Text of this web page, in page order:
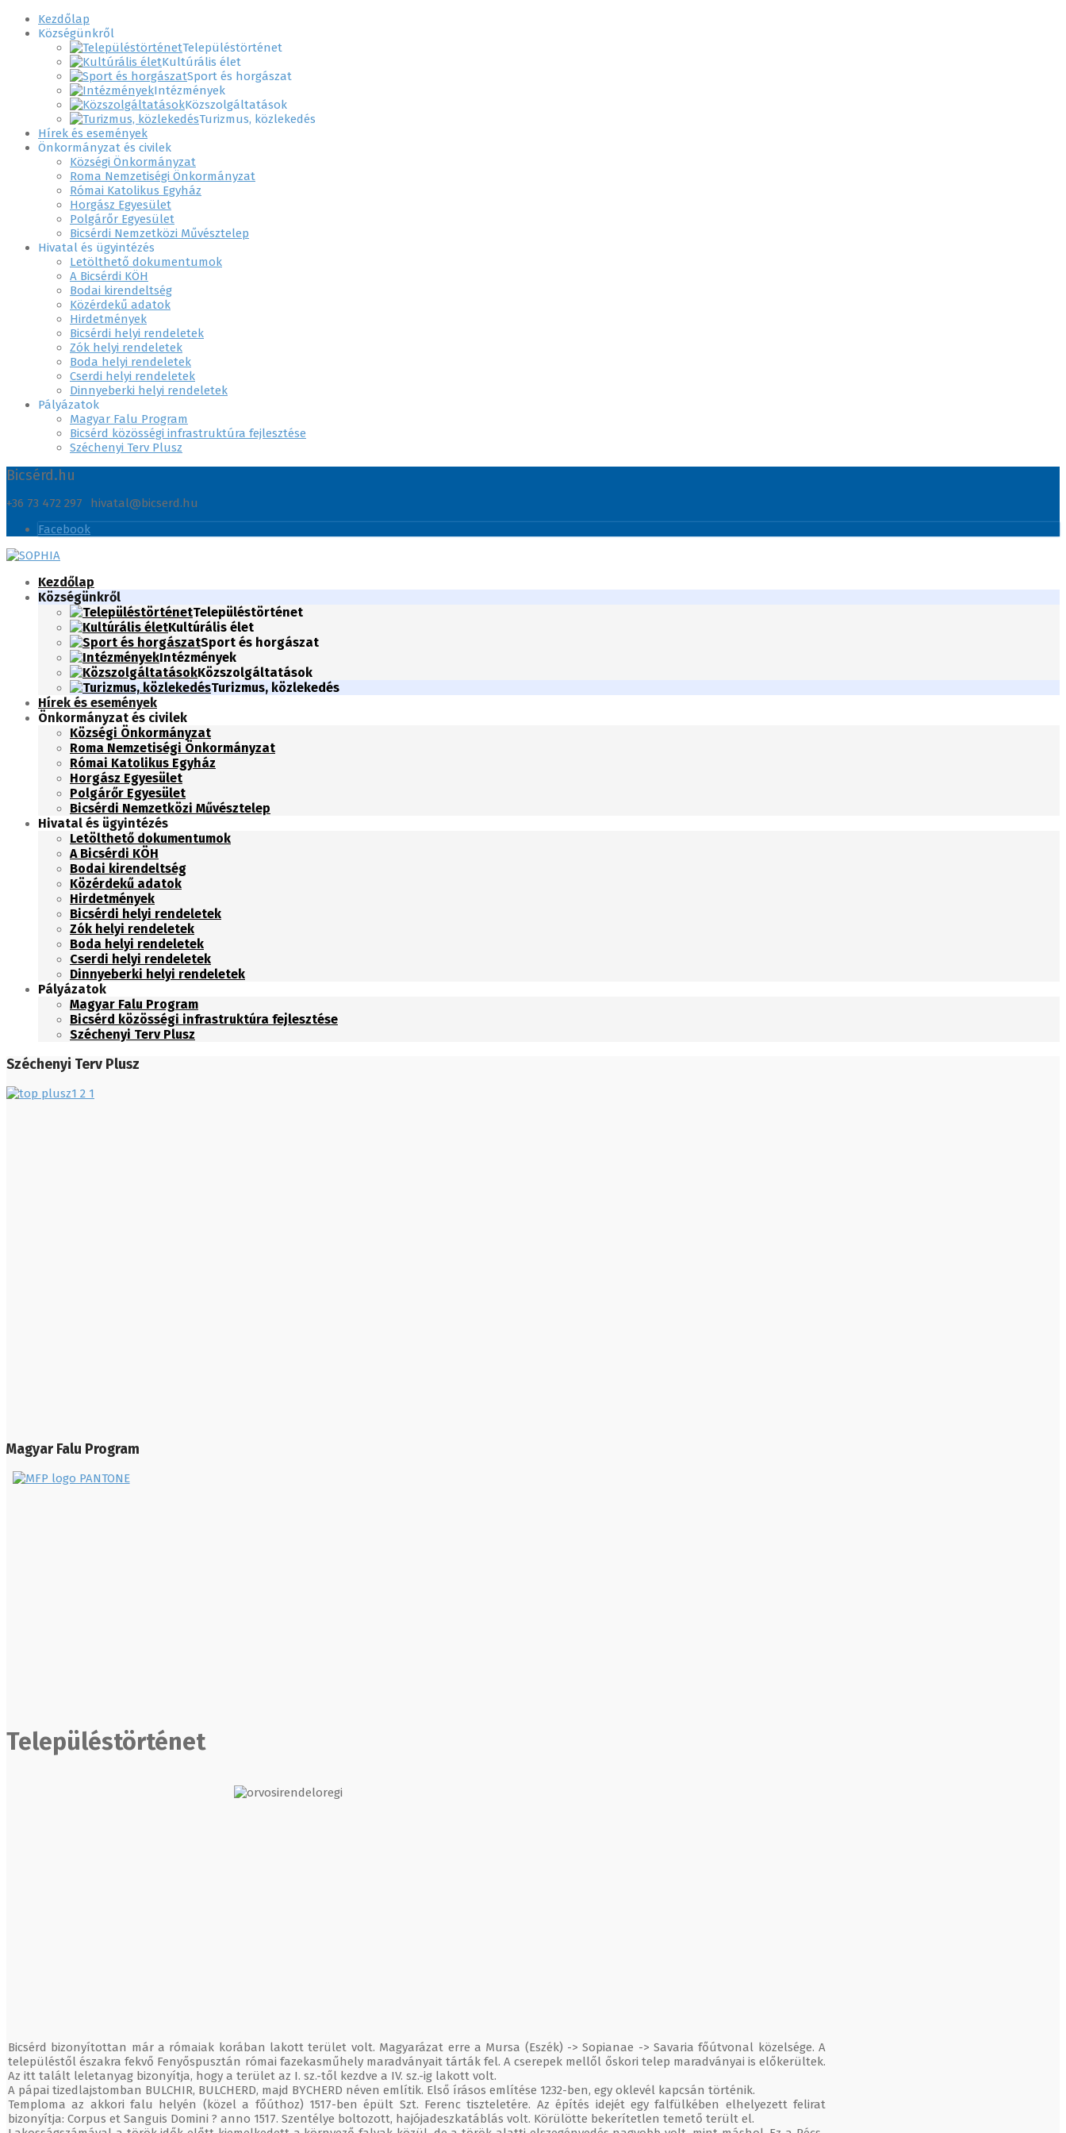
Kezdőlap
Községünkről
Településtörténet
Kultúrális élet
Sport és horgászat
Intézmények
Közszolgáltatások
Turizmus, közlekedés
Hírek és események
Önkormányzat és civilek
Községi Önkormányzat
Roma Nemzetiségi Önkormányzat
Római Katolikus Egyház
Horgász Egyesület
Polgárőr Egyesület
Bicsérdi Nemzetközi Művésztelep
Hivatal és ügyintézés
Letölthető dokumentumok
A Bicsérdi KÖH
Bodai kirendeltség
Közérdekű adatok
Hirdetmények
Bicsérdi helyi rendeletek
Zók helyi rendeletek
Boda helyi rendeletek
Cserdi helyi rendeletek
Dinnyeberki helyi rendeletek
Pályázatok
Magyar Falu Program
Bicsérd közösségi infrastruktúra fejlesztése
Széchenyi Terv Plusz
Bicsérd.hu
+36 73 472 297
hivatal@bicserd.hu
Facebook
Kezdőlap
Községünkről
Településtörténet
Kultúrális élet
Sport és horgászat
Intézmények
Közszolgáltatások
Turizmus, közlekedés
Hírek és események
Önkormányzat és civilek
Községi Önkormányzat
Roma Nemzetiségi Önkormányzat
Római Katolikus Egyház
Horgász Egyesület
Polgárőr Egyesület
Bicsérdi Nemzetközi Művésztelep
Hivatal és ügyintézés
Letölthető dokumentumok
A Bicsérdi KÖH
Bodai kirendeltség
Közérdekű adatok
Hirdetmények
Bicsérdi helyi rendeletek
Zók helyi rendeletek
Boda helyi rendeletek
Cserdi helyi rendeletek
Dinnyeberki helyi rendeletek
Pályázatok
Magyar Falu Program
Bicsérd közösségi infrastruktúra fejlesztése
Széchenyi Terv Plusz
Széchenyi Terv Plusz
Magyar Falu Program
Településtörténet
Bicsérd bizonyítottan már a rómaiak korában lakott terület volt. Magyarázat erre a Mursa (Eszék) -> Sopianae -> Savaria főútvonal közelsége. A
településtől északra fekvő Fenyőspusztán római fazekasműhely maradványait tárták fel. A cserepek mellől őskori telep maradványai is előkerültek.
Az itt talált leletanyag bizonyítja, hogy a terület az I. sz.-től kezdve a IV. sz.-ig lakott volt.
A pápai tizedlajstomban BULCHIR, BULCHERD, majd BYCHERD néven említik. Első írásos említése 1232-ben, egy oklevél kapcsán történik.
Temploma az akkori falu helyén (közel a főúthoz) 1517-ben épült Szt. Ferenc tiszteletére. Az építés idejét egy falfülkében elhelyezett felirat
bizonyítja: Corpus et Sanguis Domini ? anno 1517. Szentélye boltozott, hajójadeszkatáblás volt. Körülötte bekerítetlen temető terült el.